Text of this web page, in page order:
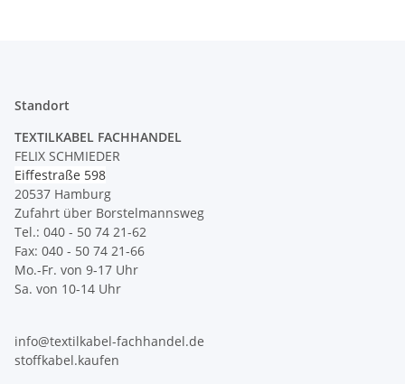
Standort
TEXTILKABEL FACHHANDEL
FELIX SCHMIEDER
Eiffestraße 598
20537 Hamburg
Zufahrt über Borstelmannsweg
Tel.: 040 - 50 74 21-62
Fax: 040 - 50 74 21-66
Mo.-Fr. von 9-17 Uhr
Sa. von 10-14 Uhr
info@textilkabel-fachhandel.de
stoffkabel.kaufen